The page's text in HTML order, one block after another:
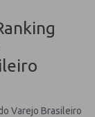
Varejo Brasileiro